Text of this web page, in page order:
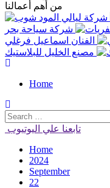
من أهم أعمالنا
شركة ليالي
شركة سياحة بحر
الفنان اسماعيل فرغلي
مصنع الخليل للبلاستيك
Home
Search
for:
تابعنا علي اليوتيوب
Home
2024
September
22